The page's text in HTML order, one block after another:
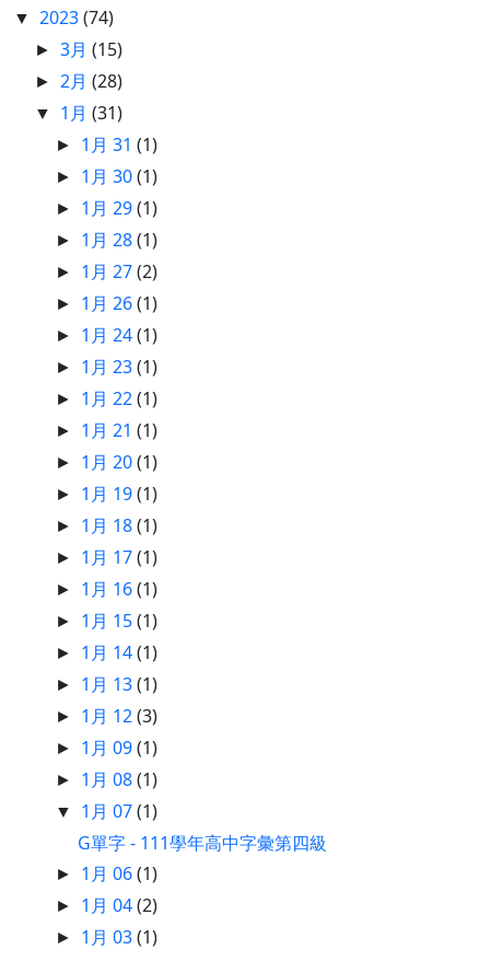
▼ 2023(74)
►3月(15)
► 2月(28)
▼ 1月(31)
► 1月 31(1)
► 1月 30(1)
► 1月 29(1)
► 1月 28(1)
► 1月 27(2)
► 1月 26(1)
► 1月 24(1)
► 1月 23(1)
► 1月 22(1)
► 1月 21(1)
► 1月 20(1)
► 1月 19(1)
► 1月 18(1)
► 1月 17(1)
► 1月 16(1)
► 1月 15(1)
► 1月 14(1)
► 1月 13(1)
► 1月 12(3)
► 1月 09(1)
► 1月 08(1)
▼ 1月 07(1)
G單字 - 111學年高中字彙第四級
► 1月 06(1)
► 1月 04(2)
► 1月 03(1)